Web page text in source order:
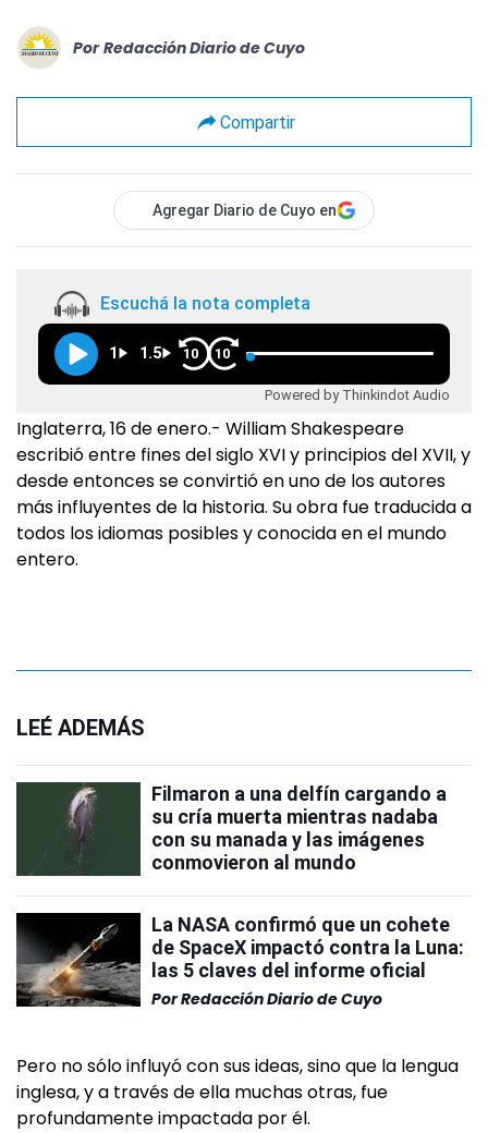
Por Redacción Diario de Cuyo
Compartir
Agregar Diario de Cuyo en
Escuchá la nota completa
1 1.5 10 10
Powered by Thinkindot Audio
Inglaterra, 16 de enero.- William Shakespeare
escribió entre fines del siglo XVI y principios del XVII, y
desde entonces se convirtió en uno de los autores
más influyentes de la historia. Su obra fue traducida a
todos los idiomas posibles y conocida en el mundo
entero.
LEÉ ADEMÁS
Filmaron a una delfín cargando a
su cría muerta mientras nadaba
con su manada y las imágenes
conmovieron al mundo
La NASA confirmó que un cohete
de SpaceX impactó contra la Luna:
las 5 claves del informe oficial
PorRedacción Diario de Cuyo
Pero no sólo influyó con sus ideas, sino que la lengua
inglesa, y a través de ella muchas otras, fue
profundamente impactada por él.